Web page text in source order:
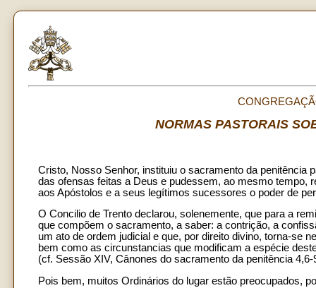
NORMAS PASTORAIS
Cristo, Nosso Senhor, instituiu o sacramento da penitência
das ofensas feitas a Deus e pudessem, ao mesmo tempo,
aos Apóstolos e a seus legítimos sucessores o poder de
O Concilio de Trento declarou, solenemente, que para a
que compõem o sacramento, a saber: a contrição, a
um ato de ordem judicial e que, por direito divino, torna-se
bem como as circunstancias que modificam a espécie
(cf. Sessão XIV, Cânones do sacramento da penitência
Pois bem, muitos Ordinários do lugar estão preocupados,